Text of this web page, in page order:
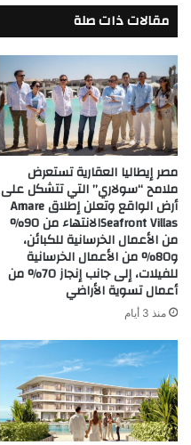
في
مجال
التجميل"
مقالات ذات صلة
مصر إيطاليا العقارية تستعرض
ملامح “سولاري” التي تتشكل على
أرض الواقع وتعلن إطلاق Amare
Seafront Villasالانتهاء من 90%
من الأعمال الخرسانية للكبائن،
و80% من الأعمال الخرسانية
للفيلات، إلى جانب إنجاز 70% من
أعمال تسوية الأراضي
منذ 3 أيام